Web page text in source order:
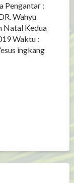
Pengantar :
Wahyu
Natal Kedua
Waktu :
ingkang